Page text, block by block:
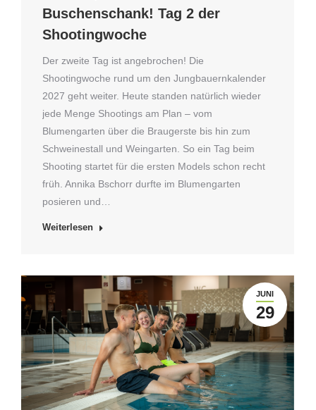
Buschenschank! Tag 2 der
Shootingwoche
Der zweite Tag ist angebrochen! Die
Shootingwoche rund um den Jungbauernkalender
2027 geht weiter. Heute standen natürlich wieder
jede Menge Shootings am Plan – vom
Blumengarten über die Braugerste bis hin zum
Schweinestall und Weingarten. So ein Tag beim
Shooting startet für die ersten Models schon recht
früh. Annika Bschorr durfte im Blumengarten
posieren und…
Weiterlesen
JUNI
29